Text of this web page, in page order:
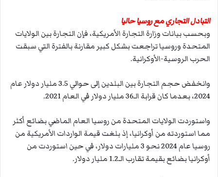
التبادل التجاري مع روسيا حاليا
وبحسب بيانات وزارة التجارة الأمريكية، فإن التجارة بين الولايات
المتحدة وروسيا تراجعت بشكل كبير مقارنة بالفترة التي سبقت
الحرب الروسية-الأوكرانية.
وانخفض حجم التجارة بين البلدين إلى حوالي 3.5 مليار دولار عام
2024، بعدما كان قرابة الـ36 مليار دولار في العام 2021.
واستوردت الولايات المتحدة من روسيا العام الماضي بضائع أكثر
مما استوردته من أوكرانيا، إذ بلغت قيمة الواردات الأمريكية من
روسيا عام 2024 نحو 3 مليارات دولار، في حين استوردت من
أوكرانيا بضائع بقيمة تقارب الـ1.2 مليار دولار.